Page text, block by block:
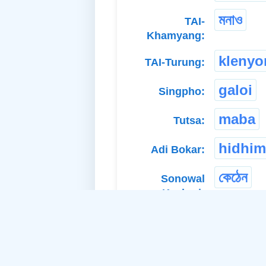
TAI-
Khamyang:
মনাও
TAI-Turung:
Singpho: galoi
Tutsa: maba
Adi Bokar: hidhim
Sonowal
Kachari:
কেঠেন